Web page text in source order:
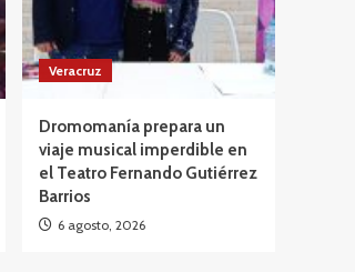
Veracruz
Dromomanía prepara un
viaje musical imperdible en
el Teatro Fernando Gutiérrez
Barrios
6 agosto, 2026